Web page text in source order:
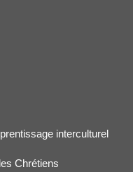
interculturel
Chrétiens